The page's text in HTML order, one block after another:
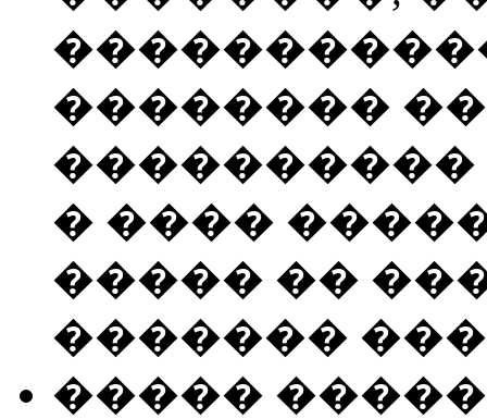
��������
����������
� ����
����� ��
�������
�����